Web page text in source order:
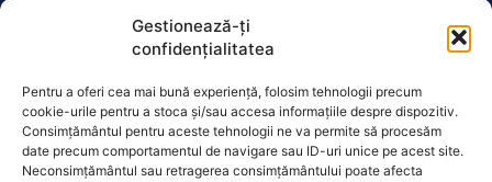
Gestionează-ți
confidențialitatea
Pentru a oferi cea mai bună experiență, folosim tehnologii precum
cookie-urile pentru a stoca și/sau accesa informațiile despre dispozitiv.
Consimțământul pentru aceste tehnologii ne va permite să procesăm
date precum comportamentul de navigare sau ID-uri unice pe acest site.
Neconsimțământul sau retragerea consimțământului poate afecta
Ecopolitic
Ponta: Bolojan poate să reducă